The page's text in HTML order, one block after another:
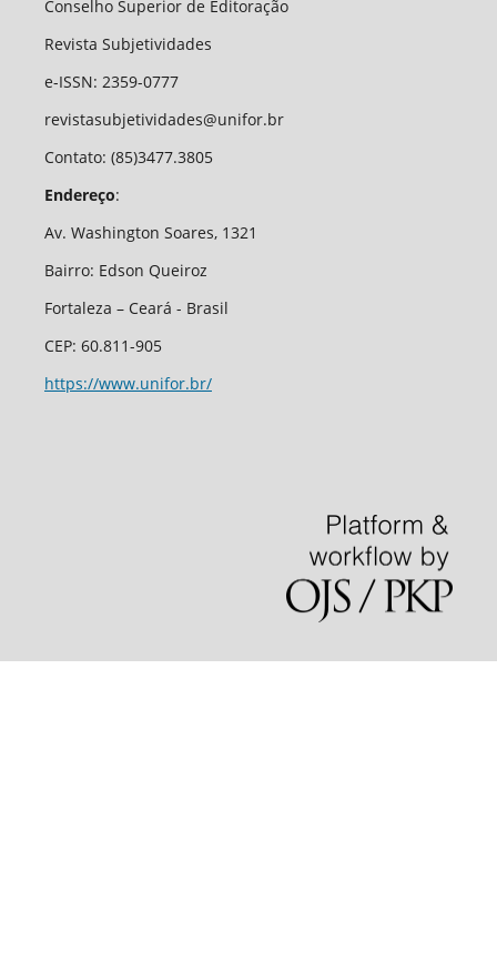
Conselho Superior de Editoração
Revista Subjetividades
e-ISSN: 2359-0777
revistasubjetividades@unifor.br
Contato: (85)3477.3805
Endereço:
Av. Washington Soares, 1321
Bairro: Edson Queiroz
Fortaleza – Ceará - Brasil
CEP: 60.811-905
https://www.unifor.br/